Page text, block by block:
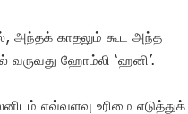
அந்தக் காதலும் கூட அந்த
வருவது ஹோம்லி ‘ஹனி’.
எவ்வளவு உரிமை எடுத்துக்